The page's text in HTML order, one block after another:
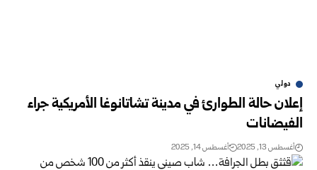
دولي
إعلان حالة الطوارئ في مدينة تشاتانوغا الأمريكية جراء
الفيضانات
أغسطس 13, 2025 أغسطس 14, 2025